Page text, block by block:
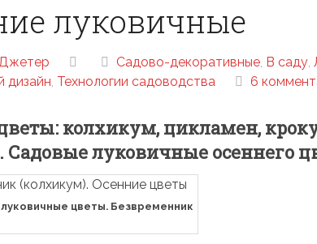
луковичные
Cадово-декоративные, В саду,
дизайн, Технологии садоводства 6
колхикум, цикламен,
Садовые луковичные осеннего
цветы. Безвременник